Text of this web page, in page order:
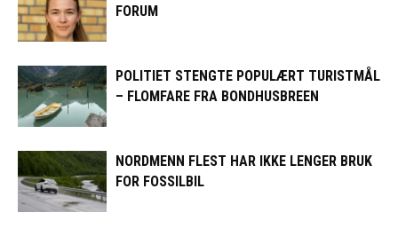
FORUM
POLITIET STENGTE POPULÆRT TURISTMÅL
– FLOMFARE FRA BONDHUSBREEN
NORDMENN FLEST HAR IKKE LENGER BRUK
FOR FOSSILBIL